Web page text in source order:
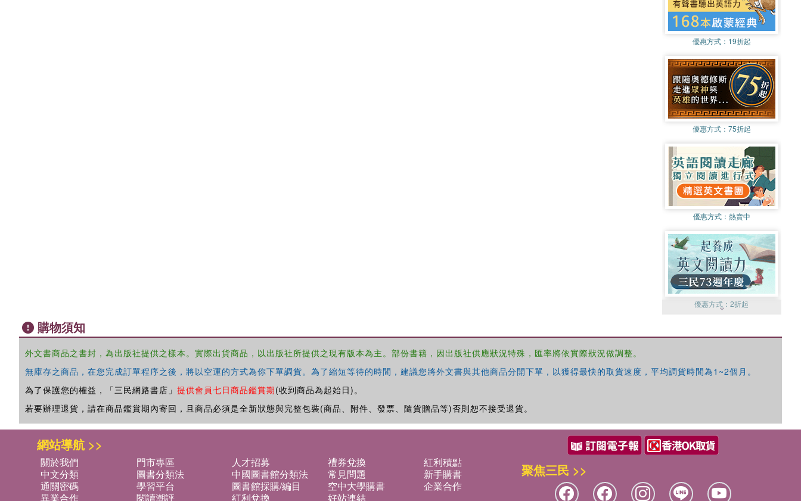
優惠方式： 19折起
優惠方式： 75折起
優惠方式： 熱賣中
優惠方式：2折起
購物須知
外文書商品之書封，為出版社提供之樣本。實際出貨商品，以出版社所提供之現有版本為主。部份書籍，因出版社供應狀況特殊，匯率將依實際狀況做調整。
無庫存之商品，在您完成訂單程序之後，將以空運的方式為你下單調貨。為了縮短等待的時間，建議您將外文書與其他商品分開下單，以獲得最快的取貨速度，平均調貨時間為1~2個月。
為了保護您的權益，「三民網路書店」 提供會員七日商品鑑賞期(收到商品為起始日)。
若要辦理退貨，請在商品鑑賞期內寄回，且商品必須是全新狀態與完整包裝(商品、附件、發票、隨貨贈品等)否則恕不接受退貨。
網站導航 >>
關於我們 門市專區 人才招募 禮券兌換
紅利積點
中文分類
圖書分類法 中國圖書館分類法 常見問題
新手購書
通關密碼
學習平台 圖書館採購/編目 空中大學購書
企業合作
異業合作
閱讀潮評 紅利兌換 好站連結
聚焦三民 >>